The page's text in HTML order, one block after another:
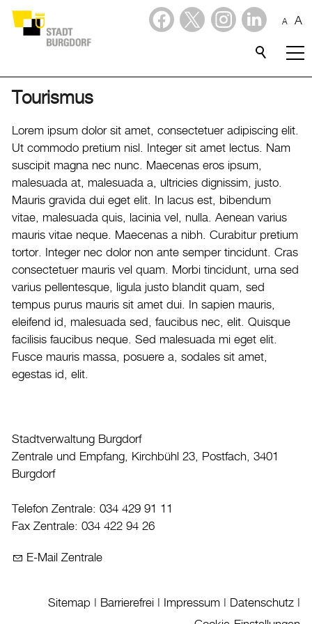
A A
Stadtporträt
Verwaltung & Politik
Wirtschaft
Aktuelles
Burgdorf baut
Home
Öffnungszeiten & Kontakt
Veranstaltungskalender
Stadtplan
Tourismus
Lorem ipsum dolor sit amet, consectetuer adipiscing elit.
Ut commodo pretium nisl. Integer sit amet lectus. Nam
suscipit magna nec nunc. Maecenas eros ipsum,
malesuada at, malesuada a, ultricies dignissim, justo.
Mauris gravida dui eget elit. In lacus est, bibendum
vitae, malesuada quis, lacinia vel, nulla. Aenean varius
mauris vitae neque. Maecenas a nibh. Curabitur pretium
tortor. Integer nec dolor non ante semper tincidunt. Cras
consectetuer mauris vel quam. Morbi tincidunt, urna sed
varius pellentesque, ligula justo blandit quam, sed
tempus purus mauris sit amet dui. In sapien mauris,
eleifend id, malesuada sed, faucibus nec, elit. Quisque
facilisis faucibus neque. Sed malesuada mi eget elit.
Fusce mauris massa, posuere a, sodales sit amet,
egestas id, elit.
Stadtverwaltung Burgdorf
Zentrale und Empfang, Kirchbühl 23, Postfach, 3401
Burgdorf
Telefon Zentrale: 034 429 91 11
Fax Zentrale: 034 422 94 26
E-Mail Zentrale
Sitemap Barrierefrei Impressum Datenschutz